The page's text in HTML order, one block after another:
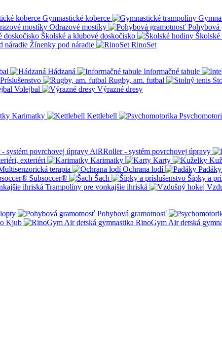
Gymnastické koberce
Odrazové mostíky Pohybová
Školské a klubové doskočisko
Žínenky pod náradie
RinoSet
Hádzaná Informačné tabule
Príslušenstvo Rugby, am. futbal
Volejbal
Výrazné dresy
Karimatky Kettlebell
AiRRoller - systém povrchovej úpravy
exteriéri Karimatky Karty
terapia Ochrana lodí Padáky
Subsoccer® Šach Šípky a
Trampolíny pre vonkajšie ihriská
Pohybová gramotnosť
Kjub RinoGym Air detská